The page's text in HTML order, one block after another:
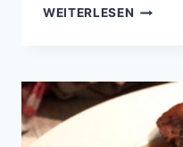
WEITERLESEN